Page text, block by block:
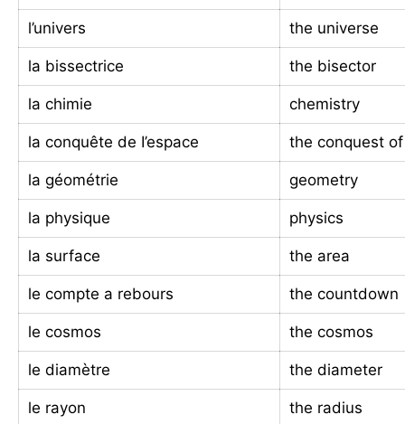
l’univers the universe
la bissectrice the bisector
la chimie chemistry
la conquête de I’espace the conquest
la géométrie geometry
la physique physics
la surface the area
le compte a rebours the countdown
le cosmos the cosmos
le diamètre the diameter
le rayon the radius